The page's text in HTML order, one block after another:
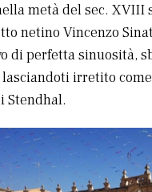
metà del sec. XVIII
netino Vincenzo
di perfetta sinuosità,
irretito
Stendhal.